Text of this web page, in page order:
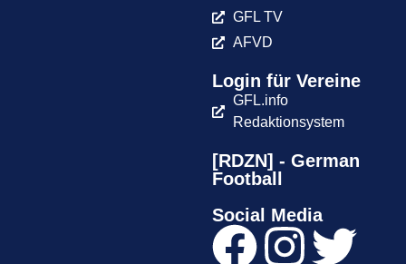
GFL TV
AFVD
Login für Vereine
GFL.info
Redaktionsystem
[RDZN] - German
Football
Social Media